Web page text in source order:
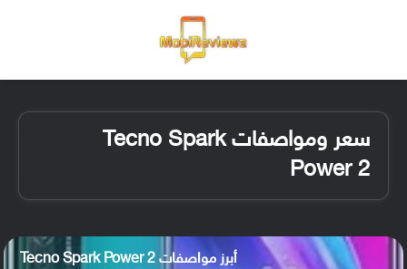
سعر ومواصفات Tecno Spark
Power 2
أبرز مواصفات Tecno Spark Power 2